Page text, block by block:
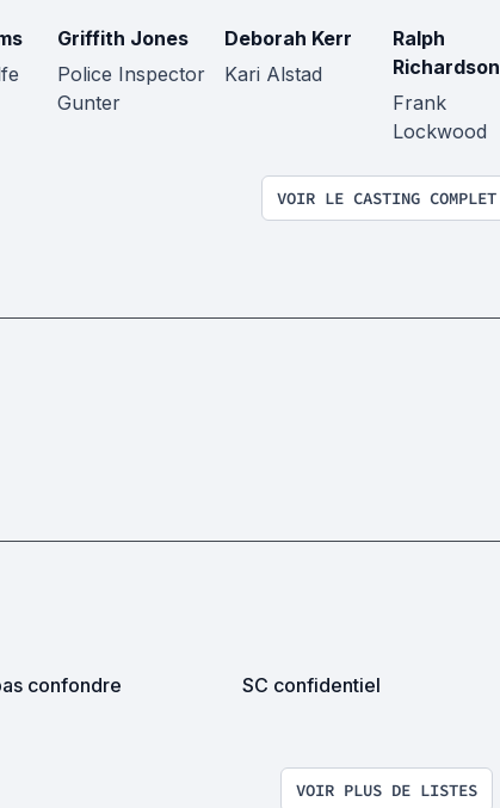
Griffith Jones
Police Inspector
Gunter
Deborah Kerr
Kari Alstad
Ralph
Richardson
Frank
Lockwood
VOIR LE CASTING COMPLET
confondre SC confidentiel
VOIR PLUS DE LISTES